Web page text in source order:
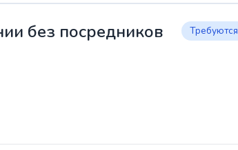
без посредников Требуются